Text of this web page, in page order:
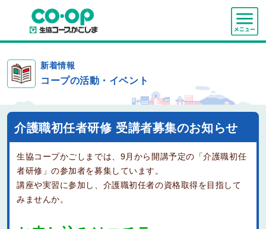
新着情報
コープの活動・イベント
介護職初任者研修 受講者募集のお知らせ
生協コープかごしまでは、9月から開講予定の「介護職初任
者研修」の参加者を募集しています。
講座や実習に参加し、介護職初任者の資格取得を目指して
みませんか。